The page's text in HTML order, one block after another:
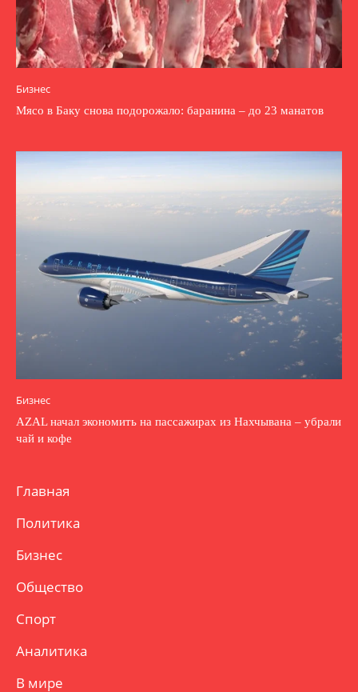
Бизнес
Мясо в Баку снова подорожало: баранина – до 23 манатов
Бизнес
AZAL начал экономить на пассажирах из Нахчывана – убрали
чай и кофе
Главная
Политика
Бизнес
Общество
Спорт
Аналитика
В мире